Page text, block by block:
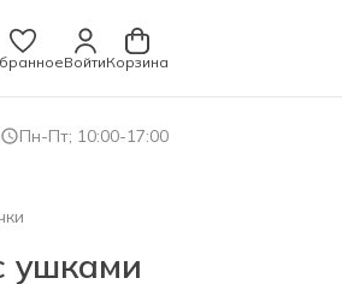
ВойтиКорзина
Пн-Пт; 10:00-17:00
ушками